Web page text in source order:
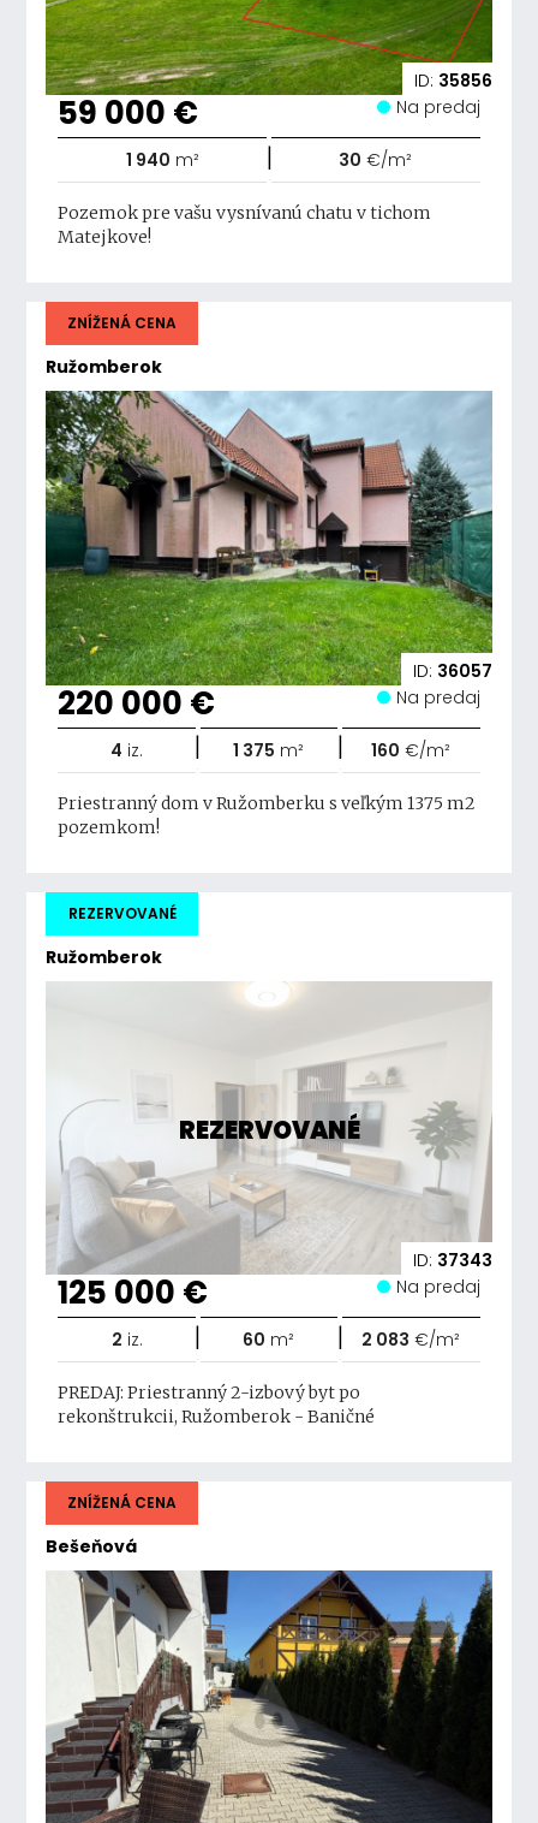
ID: 35856
59 000 € Na predaj
1 940 m² | 30 €/m²
Pozemok pre vašu vysnívanú chatu v tichom
Matejkove!
Ružomberok
ZNÍŽENÁ CENA
ID: 36057
220 000 € Na predaj
4 iz. | 1 375 m² | 160 €/m²
Priestranný dom v Ružomberku s veľkým 1375 m2
pozemkom!
Ružomberok
REZERVOVANÉ
REZERVOVANÉ
ID: 37343
125 000 € Na predaj
2 iz. | 60 m² | 2 083 €/m²
PREDAJ: Priestranný 2-izbový byt po
rekonštrukcii, Ružomberok - Baničné
Bešeňová
ZNÍŽENÁ CENA